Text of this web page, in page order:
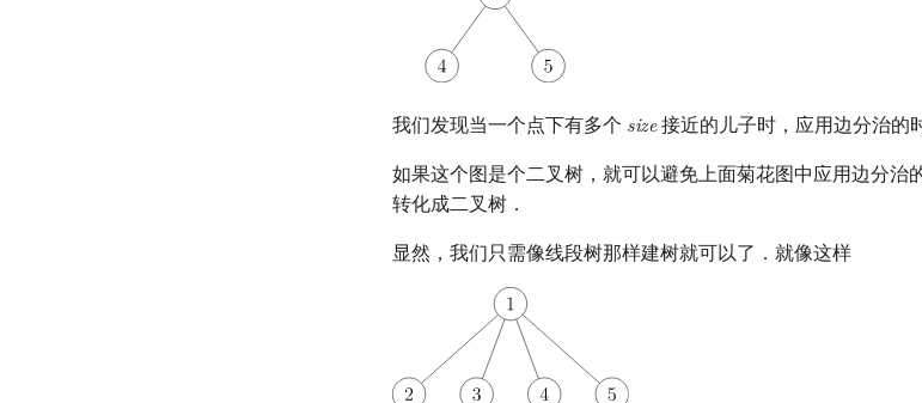
我们发现当一个点下有多个 size
size接近的儿子时，应用边分治的
如果这个图是个二叉树，就可以避免上面菊花图中应用边分治
转化成二叉树．
显然，我们只需像线段树那样建树就可以了．就像这样